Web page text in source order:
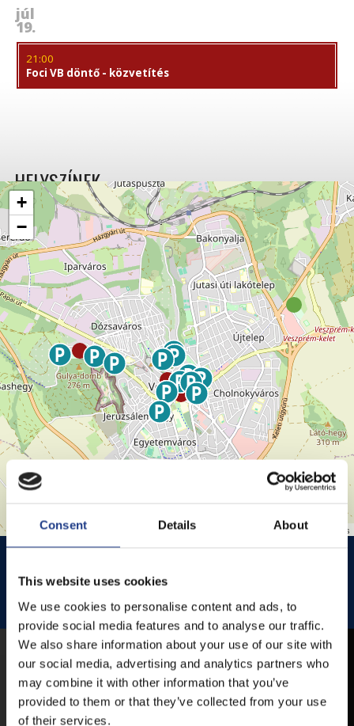
Consent Details About
This website uses cookies
We use cookies to personalise content and ads, to
provide social media features and to analyse our traffic.
We also share information about your use of our site with
our social media, advertising and analytics partners who
may combine it with other information that you’ve
provided to them or that they’ve collected from your use
of their services.
júl
19.
21:00
Foci VB döntő - közvetítés
+
−
OpenStreetMapcontributors
HELYSZÍNEK
JEZSUITA TEMPLOM JEZSUITA TEMPLOMKERT ESŐHELYSZÍNE
ROZÉ, RIZLING, JAZZ FESZTIVÁL
MOBIL APP